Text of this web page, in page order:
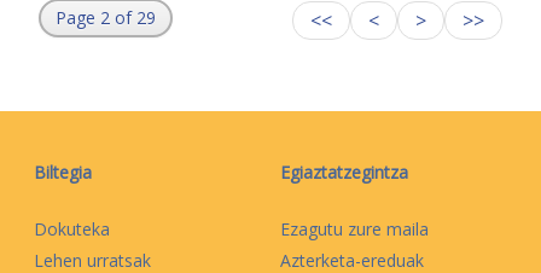
Page 2 of 29 << < > >>
Biltegia
Dokuteka
Lehen urratsak
Egiaztatzegintza
Ezagutu zure maila
Azterketa-ereduak